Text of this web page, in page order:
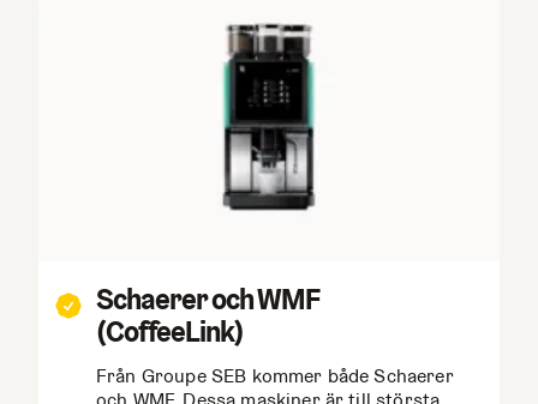
Schaerer och WMF
(CoffeeLink)
Från Groupe SEB kommer både Schaerer